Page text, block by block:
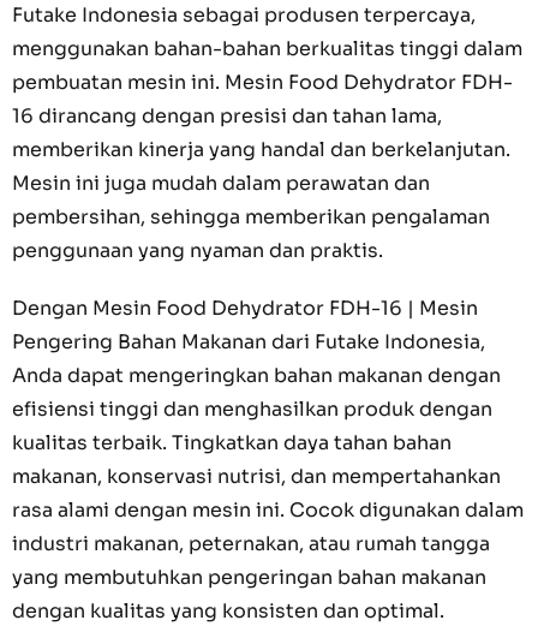
Futake Indonesia sebagai produsen terpercaya,
menggunakan bahan-bahan berkualitas tinggi dalam
pembuatan mesin ini. Mesin Food Dehydrator FDH-
16 dirancang dengan presisi dan tahan lama,
memberikan kinerja yang handal dan berkelanjutan.
Mesin ini juga mudah dalam perawatan dan
pembersihan, sehingga memberikan pengalaman
penggunaan yang nyaman dan praktis.
Dengan Mesin Food Dehydrator FDH-16 | Mesin
Pengering Bahan Makanan dari Futake Indonesia,
Anda dapat mengeringkan bahan makanan dengan
efisiensi tinggi dan menghasilkan produk dengan
kualitas terbaik. Tingkatkan daya tahan bahan
makanan, konservasi nutrisi, dan mempertahankan
rasa alami dengan mesin ini. Cocok digunakan dalam
industri makanan, peternakan, atau rumah tangga
yang membutuhkan pengeringan bahan makanan
dengan kualitas yang konsisten dan optimal.